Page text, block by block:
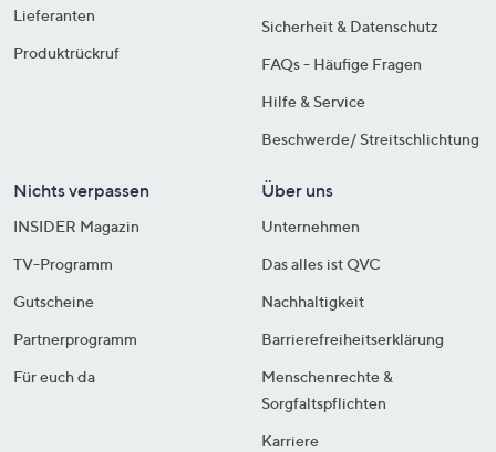
Lieferanten
Produktrückruf
Sicherheit & Datenschutz
FAQs - Häufige Fragen
Hilfe & Service
Beschwerde/ Streitschlichtung
Nichts verpassen
INSIDER Magazin
TV-Programm
Gutscheine
Partnerprogramm
Für euch da
Über uns
Unternehmen
Das alles ist QVC
Nachhaltigkeit
Barrierefreiheitserklärung
Menschenrechte &
Sorgfaltspflichten
Karriere